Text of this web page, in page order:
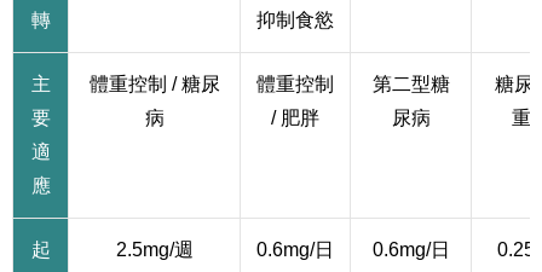
轉
抑制食慾
主
要
適
應
體重控制 / 糖尿
病
體重控制
/ 肥胖
第二型糖
尿病
糖尿
重
起
2.5mg/週 0.6mg/日 0.6mg/日